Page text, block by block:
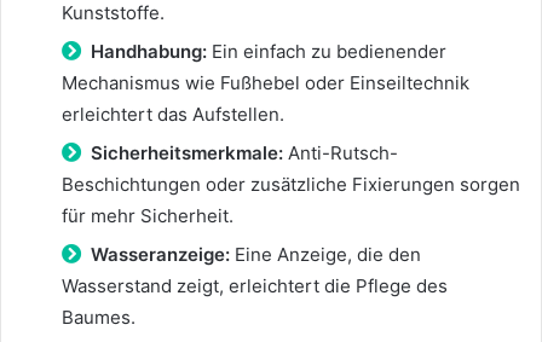
Kunststoffe.
Handhabung: Ein einfach zu bedienender
Mechanismus wie Fußhebel oder Einseiltechnik
erleichtert das Aufstellen.
Sicherheitsmerkmale: Anti-Rutsch-
Beschichtungen oder zusätzliche Fixierungen sorgen
für mehr Sicherheit.
Wasseranzeige: Eine Anzeige, die den
Wasserstand zeigt, erleichtert die Pflege des
Baumes.